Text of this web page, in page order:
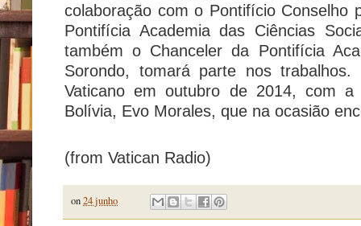
colaboração com o Pontifício
Pontifícia Academia das Ciências
também o Chanceler da Pontifícia
Sorondo, tomará parte nos
Vaticano em outubro de 2014, com a
Bolívia, Evo Morales, que na ocasião
(from Vatican Radio)
on24 junho